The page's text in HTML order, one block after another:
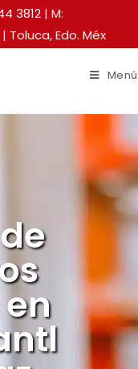
3812| M:
Edo. Méx
Menú